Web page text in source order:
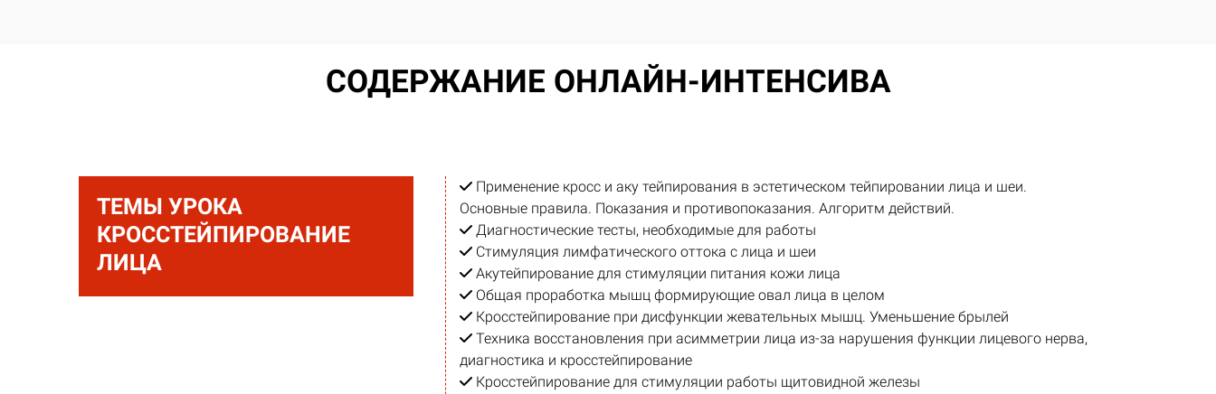
СОДЕРЖАНИЕ ОНЛАЙН-ИНТЕНСИВА
ТЕМЫ УРОКА
КРОССТЕЙПИРОВАНИЕ
ЛИЦА
Применение кросс и аку тейпирования в эстетическом тейпировании лица и шеи.
Основные правила. Показания и противопоказания. Алгоритм действий.
Диагностические тесты, необходимые для работы
Стимуляция лимфатического оттока с лица и шеи
Акутейпирование для стимуляции питания кожи лица
Общая проработка мышц формирующие овал лица в целом
Кросстейпирование при дисфункции жевательных мышц. Уменьшение брылей
Техника восстановления при асимметрии лица из-за нарушения функции лицевого нерва,
диагностика и кросстейпирование
Кросстейпирование для стимуляции работы щитовидной железы